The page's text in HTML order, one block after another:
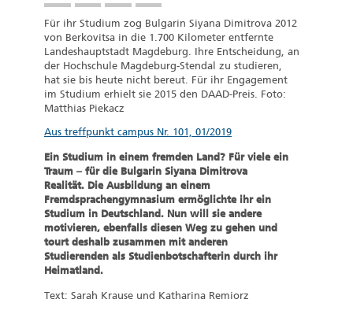
Für ihr Studium zog Bulgarin Siyana Dimitrova 2012
von Berkovitsa in die 1.700 Kilometer entfernte
Landeshauptstadt Magdeburg. Ihre Entscheidung, an
der Hochschule Magdeburg-Stendal zu studieren,
hat sie bis heute nicht bereut. Für ihr Engagement
im Studium erhielt sie 2015 den DAAD-Preis. Foto:
Matthias Piekacz
Aus treffpunkt campus Nr. 101, 01/2019
Ein Studium in einem fremden Land? Für viele ein
Traum – für die Bulgarin Siyana Dimitrova
Realität. Die Ausbildung an einem
Fremdsprachengymnasium ermöglichte ihr ein
Studium in Deutschland. Nun will sie andere
motivieren, ebenfalls diesen Weg zu gehen und
tourt deshalb zusammen mit anderen
Studierenden als Studienbotschafterin durch ihr
Heimatland.
Text: Sarah Krause und Katharina Remiorz